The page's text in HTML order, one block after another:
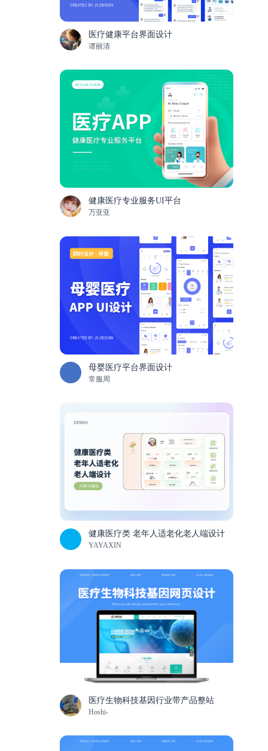
医疗健康平台界面设计
谭丽清
健康医疗专业服务UI平台
万亚亚
母婴医疗平台界面设计
常服周
健康医疗类 老年人适老化老人端设计
YAYAXIN
医疗生物科技基因行业带产品整站
Hoshi-